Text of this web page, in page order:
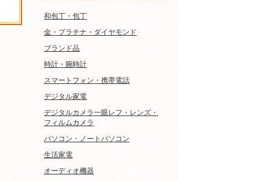
和包丁・包丁
金・プラチナ・ダイヤモンド
ブランド品
時計・腕時計
スマートフォン・携帯電話
デジタル家電
デジタルカメラ一眼レフ・レンズ・
フィルムカメラ
パソコン・ノートパソコン
生活家電
オーディオ機器